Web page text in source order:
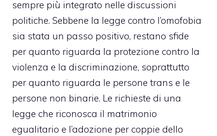
sempre più integrato nelle discussioni
politiche. Sebbene la legge contro l’omofobia
sia stata un passo positivo, restano sfide
per quanto riguarda la protezione contro la
violenza e la discriminazione, soprattutto
per quanto riguarda le persone trans e le
persone non binarie. Le richieste di una
legge che riconosca il matrimonio
egualitario e l’adozione per coppie dello